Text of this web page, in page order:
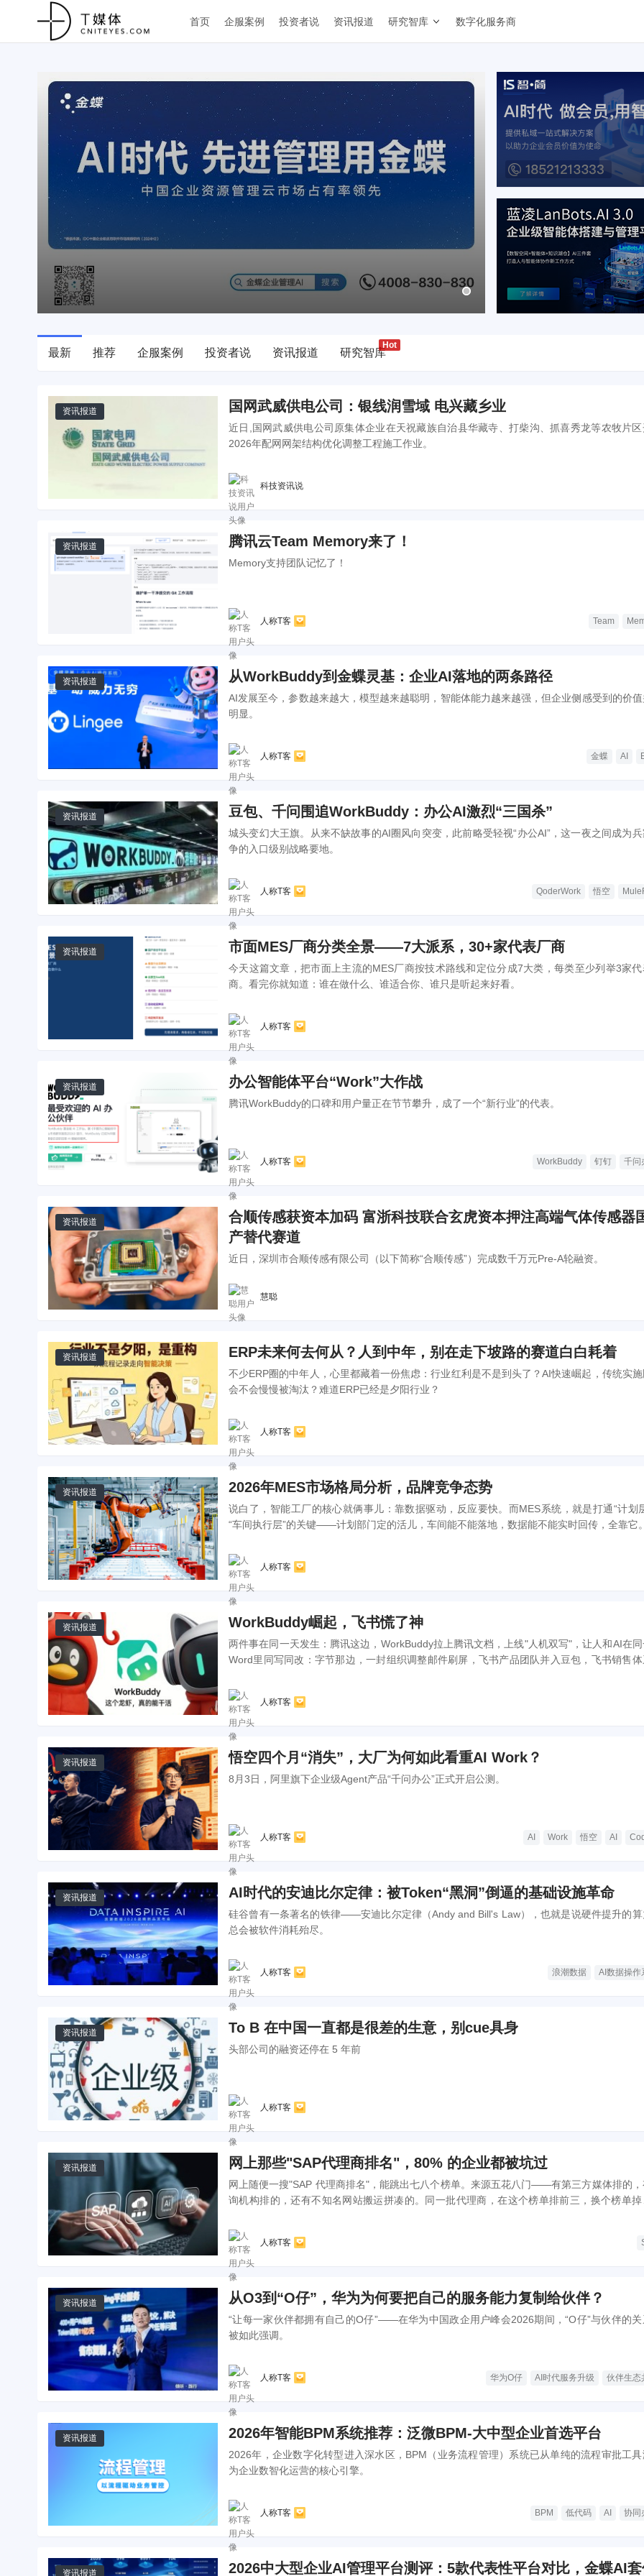
首页 企服案例 投资者说 资讯报道 研究智库 数字化服务商
最新 推荐 企服案例 投资者说 资讯报道 研究智库
资讯报道 国网武威供电公司：银线润雪域 电兴藏乡业
近日,国网武威供电公司原集体企业在天祝藏族自治县华藏寺、打柴沟、抓喜秀龙等农牧片区
2026年配网网架结构优化调整工程施工作业。
科技资讯说
资讯报道 腾讯云Team Memory来了！
Memory支持团队记忆了！
人称T客 Team
资讯报道 从WorkBuddy到金蝶灵基：企业AI落地的两条路径
AI发展至今，参数越来越大，模型越来越聪明，智能体能力越来越强，但企业侧感受到的价值
明显。
人称T客 金蝶 AI
资讯报道 豆包、千问围追WorkBuddy：办公AI激烈“三国杀”
城头变幻大王旗。从来不缺故事的AI圈风向突变，此前略受轻视“办公AI”，这一夜之间成为
争的入口级别战略要地。
人称T客 QoderWork 悟空
资讯报道 市面MES厂商分类全景——7大派系，30+家代表厂商
今天这篇文章，把市面上主流的MES厂商按技术路线和定位分成7大类，每类至少列举3家
商。看完你就知道：谁在做什么、谁适合你、谁只是听起来好看。
人称T客
资讯报道 办公智能体平台“Work”大作战
腾讯WorkBuddy的口碑和用户量正在节节攀升，成了一个“新行业”的代表。
人称T客 WorkBuddy 钉钉 千问
资讯报道
合顺传感获资本加码 富浙科技联合玄虎资本押注高端气体传感器
产替代赛道
近日，深圳市合顺传感有限公司（以下简称“合顺传感”）完成数千万元Pre-A轮融资。
慧聪
资讯报道 ERP未来何去何从？人到中年，别在走下坡路的赛道白白耗着
不少ERP圈的中年人，心里都藏着一份焦虑：行业红利是不是到头了？AI快速崛起，传统实施
会不会慢慢被淘汰？难道ERP已经是夕阳行业？
人称T客
资讯报道 2026年MES市场格局分析，品牌竞争态势
说白了，智能工厂的核心就俩事儿：靠数据驱动，反应要快。而MES系统，就是打通“计划
“车间执行层”的关键——计划部门定的活儿，车间能不能落地，数据能不能实时回传，全靠它。
人称T客
资讯报道 WorkBuddy崛起，飞书慌了神
两件事在同一天发生：腾讯这边，WorkBuddy拉上腾讯文档，上线"人机双写"，让人和AI在
Word里同写同改：字节那边，一封组织调整邮件刷屏，飞书产品团队并入豆包，飞书销售体
人称T客
资讯报道 悟空四个月“消失”，大厂为何如此看重AI Work？
8月3日，阿里旗下企业级Agent产品“千问办公”正式开启公测。
人称T客 AI Work 悟空 AI
资讯报道 AI时代的安迪比尔定律：被Token“黑洞”倒逼的基础设施革命
硅谷曾有一条著名的铁律——安迪比尔定律（Andy and Bill's Law），也就是说硬件提升的算
总会被软件消耗殆尽。
人称T客 浪潮数据 AI数据操作
资讯报道 To B 在中国一直都是很差的生意，别cue具身
头部公司的融资还停在 5 年前
人称T客
资讯报道 网上那些"SAP代理商排名"，80% 的企业都被坑过
网上随便一搜"SAP 代理商排名"，能跳出七八个榜单。来源五花八门——有第三方媒体排的，
询机构排的，还有不知名网站搬运拼凑的。同一批代理商，在这个榜单排前三，换个榜单掉
人称T客
资讯报道 从O3到“O仔”，华为为何要把自己的服务能力复制给伙伴？
“让每一家伙伴都拥有自己的O仔”——在华为中国政企用户峰会2026期间，“O仔”与伙伴的关
被如此强调。
人称T客 华为O仔 AI时代服务升级 伙伴生态
资讯报道 2026年智能BPM系统推荐：泛微BPM-大中型企业首选平台
2026年，企业数字化转型进入深水区，BPM（业务流程管理）系统已从单纯的流程审批工
为企业数智化运营的核心引擎。
人称T客 BPM 低代码 AI 协同
资讯报道 2026中大型企业AI管理平台测评：5款代表性平台对比，金蝶AI